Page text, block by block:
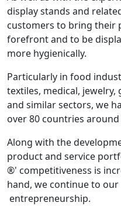
display stands and
customers to bring their
forefront and to be
more hygienically.
Particularly in food
textiles, medical, jewelry,
and similar sectors, we
over 80 countries
Along with the
product and service
®' competitiveness is
hand, we continue to
entrepreneurship.